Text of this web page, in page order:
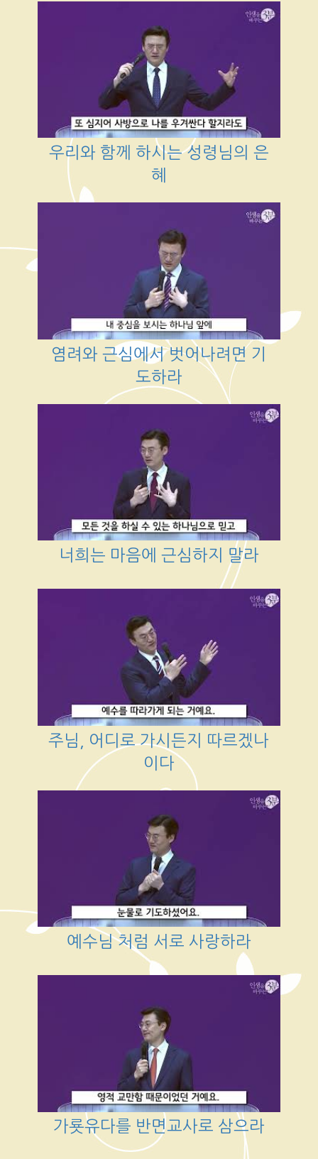
우리와 함께 하시는 성령님의 은
혜
염려와 근심에서 벗어나려면 기
도하라
너희는 마음에 근심하지 말라
주님, 어디로 가시든지 따르겠나
이다
예수님 처럼 서로 사랑하라
가룟유다를 반면교사로 삼으라